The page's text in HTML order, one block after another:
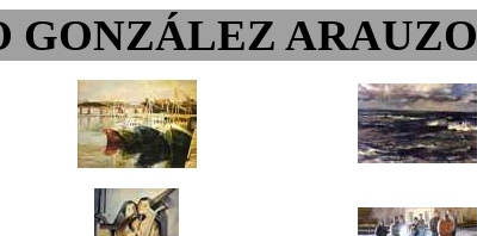
GONZÁLEZ ARAUZO